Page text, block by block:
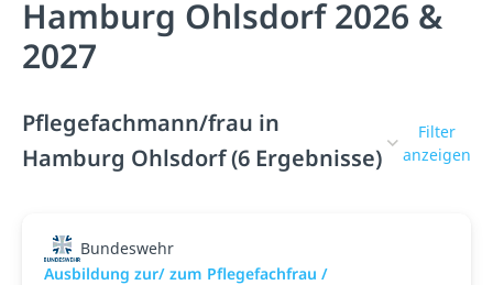
Hamburg Ohlsdorf 2026 &
2027
Pflegefachmann/frau in
Hamburg Ohlsdorf (6 Ergebnisse)
Filter
anzeigen
Bundeswehr
Ausbildung zur/ zum Pflegefachfrau /